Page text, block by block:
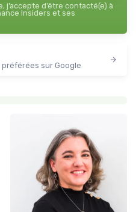
j’accepte d’être contacté(e) à
Insiders et ses
sur Google